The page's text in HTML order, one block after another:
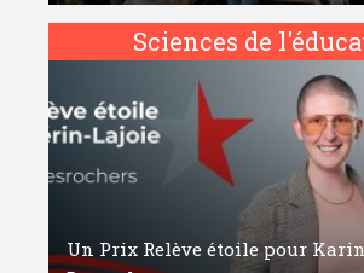
Sciences de
Un Prix Relève étoile pour